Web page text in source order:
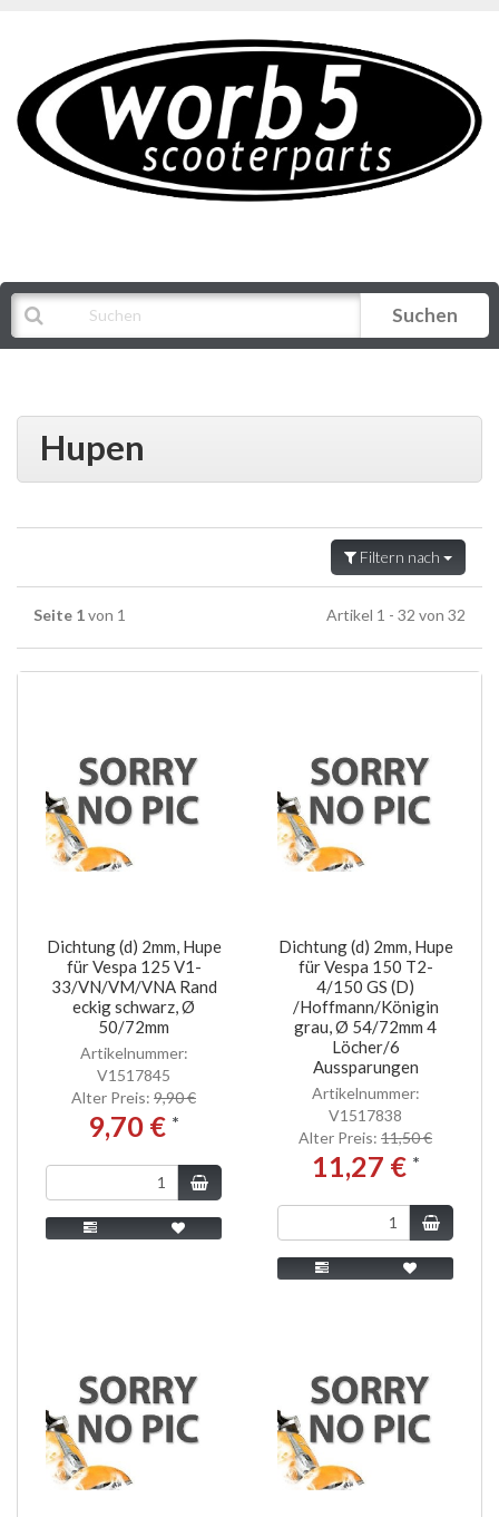
Suchen
Hupen
Filtern nach
Seite 1von 1 Artikel 1 - 32 von 32
Dichtung (d) 2mm, Hupe
für Vespa 125 V1-
33/VN/VM/VNA Rand
eckig schwarz, Ø
50/72mm
Artikelnummer:
V1517845
Alter Preis: 9,90 €
9,70 € *
Dichtung (d) 2mm, Hupe
für Vespa 150 T2-
4/150 GS (D)
/Hoffmann/Königin
grau, Ø 54/72mm 4
Löcher/6
Aussparungen
Artikelnummer:
V1517838
Alter Preis: 11,50 €
11,27 € *